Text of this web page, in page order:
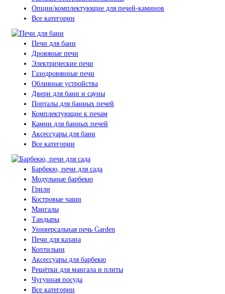
Опции/комплектующие для печей-каминов
Все категории
Печи для бани
Дровяные печи
Электрические печи
Газодровянные печи
Обливные устройства
Двери для бани и сауны
Порталы для банных печей
Комплектующие к печам
Камни для банных печей
Аксессуары для бани
Все категории
Барбекю, печи для сада
Модульные барбекю
Грили
Костровые чаши
Мангалы
Тандыры
Универсальная печь Garden
Печи для казана
Коптильни
Аксессуары для барбекю
Решётки для мангала и плиты
Чугунная посуда
Все категории